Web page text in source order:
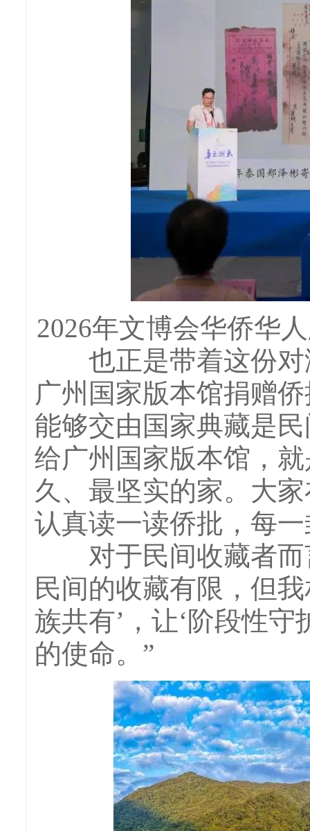
2026年文博会华侨华
也正是带着这份对
广州国家版本馆捐赠
能够交由国家典藏是
给广州国家版本馆，
久、最坚实的家。大
认真读一读侨批，每
对于民间收藏者而
民间的收藏有限，但
族共有’，让‘阶段性守
的使命。”